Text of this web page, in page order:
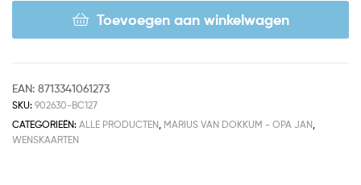
Toevoegen aan winkelwagen
EAN: 8713341061273
SKU: 902630-BC127
CATEGORIEËN: ALLE PRODUCTEN MARIUS VAN DOKKUM - OPA JAN
WENSKAARTEN